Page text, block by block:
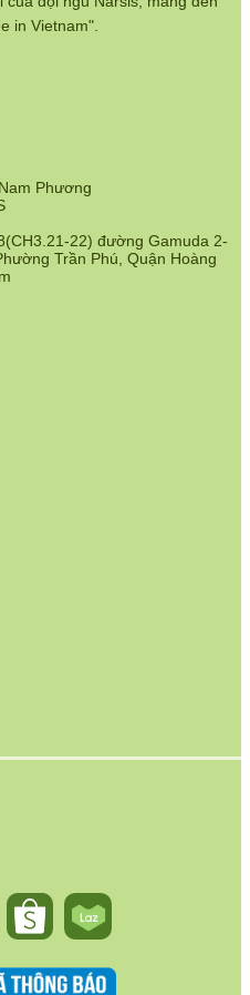
sach-ban-hang
Phương
22) đường Gamuda 2-
Trần Phú, Quận Hoàng
in Vietnam".